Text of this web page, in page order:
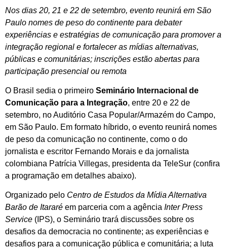
Nos dias 20, 21 e 22 de setembro, evento reunirá em São
Paulo nomes de peso do continente para debater
experiências e estratégias de comunicação para promover a
integração regional e fortalecer as mídias alternativas,
públicas e comunitárias; inscrições estão abertas para
participação presencial ou remota
O Brasil sedia o primeiro Seminário Internacional de
Comunicação para a Integração, entre 20 e 22 de
setembro, no Auditório Casa Popular/Armazém do Campo,
em São Paulo. Em formato híbrido, o evento reunirá nomes
de peso da comunicação no continente, como o do
jornalista e escritor Fernando Morais e da jornalista
colombiana Patrícia Villegas, presidenta da TeleSur (confira
a programação em detalhes abaixo).
Organizado pelo Centro de Estudos da Mídia Alternativa
Barão de Itararé em parceria com a agência Inter Press
Service (IPS), o Seminário trará discussões sobre os
desafios da democracia no continente; as experiências e
desafios para a comunicação pública e comunitária; a luta